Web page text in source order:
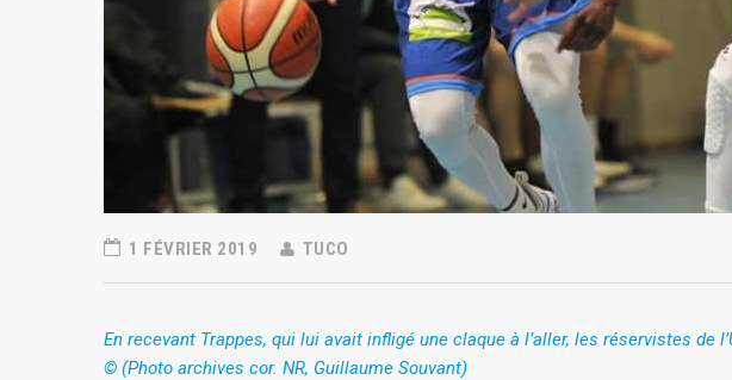
1 FÉVRIER 2019 TUCO
En recevant Trappes, qui lui avait infligé une claque à l’aller, les réservistes de
© (Photo archives cor. NR, Guillaume Souvant)